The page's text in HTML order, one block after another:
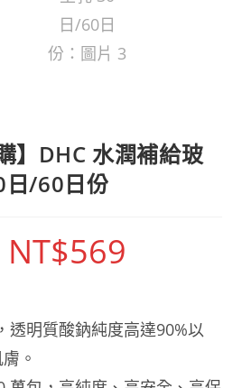
】DHC 水潤補給玻
日/60日份
NT$569
透明質酸鈉純度高達90%以
。